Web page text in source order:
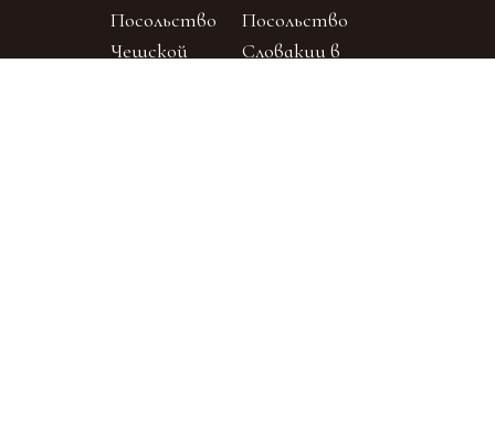
Посольство
Чешской
Посольство
Словакии в